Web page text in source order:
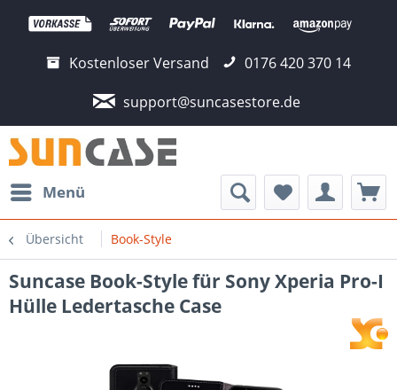
Kostenloser Versand
0176 420 370 14
support@suncasestore.de
Menü
Übersicht Book-Style
Suncase Book-Style für Sony Xperia Pro-I
Hülle Ledertasche Case